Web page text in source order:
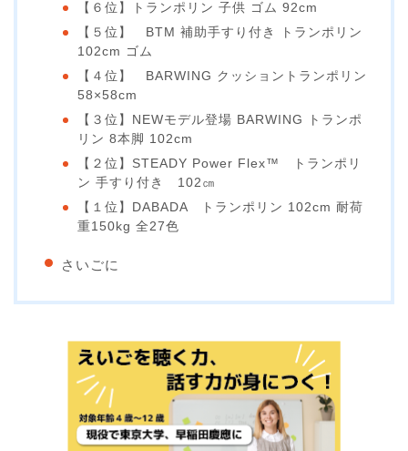
【６位】トランポリン 子供 ゴム 92cm
【５位】 BTM 補助手すり付き トランポリン
102cm ゴム
【４位】 BARWING クッショントランポリン
58×58cm
【３位】NEWモデル登場 BARWING トランポ
リン 8本脚 102cm
【２位】STEADY Power Flex™ トランポリ
ン 手すり付き 102㎝
【１位】DABADA トランポリン 102cm 耐荷
重150kg 全27色
さいごに